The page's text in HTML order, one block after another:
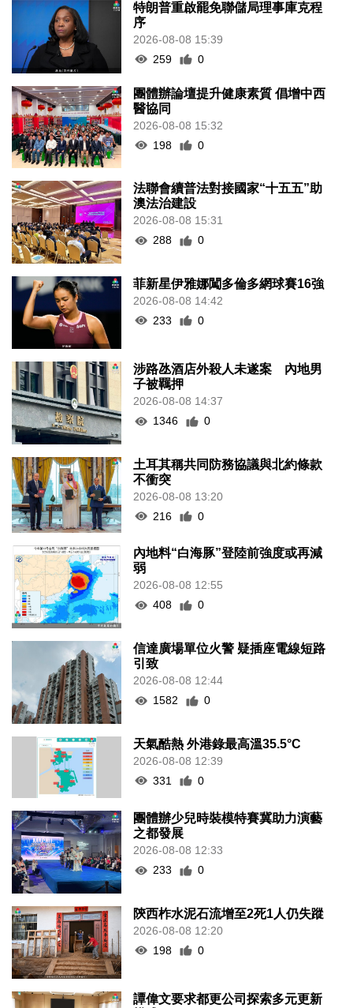
特朗普重啟罷免聯儲局理事庫克程
序
2026-08-08 15:39
259
0
團體辦論壇提升健康素質 倡增中西
醫協同
2026-08-08 15:32
198
0
法聯會續普法對接國家“十五五”助
澳法治建設
2026-08-08 15:31
288
0
菲新星伊雅娜闖多倫多網球賽16強
2026-08-08 14:42
233
0
涉路氹酒店外殺人未遂案 內地男
子被羈押
2026-08-08 14:37
1346
0
土耳其稱共同防務協議與北約條款
不衝突
2026-08-08 13:20
216
0
內地料“白海豚”登陸前強度或再減
弱
2026-08-08 12:55
408
0
信達廣場單位火警 疑插座電線短路
引致
2026-08-08 12:44
1582
0
天氣酷熱 外港錄最高溫35.5°C
2026-08-08 12:39
331
0
團體辦少兒時裝模特賽冀助力演藝
之都發展
2026-08-08 12:33
233
0
陝西柞水泥石流增至2死1人仍失蹤
2026-08-08 12:20
198
0
譚偉文要求都更公司探索多元更新